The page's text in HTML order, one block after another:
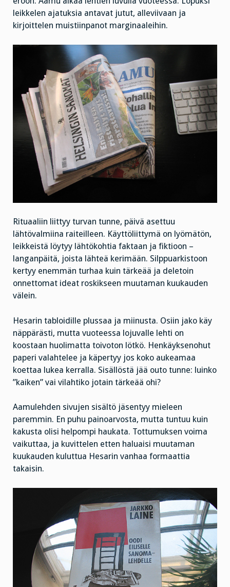
leikkelen ajatuksia antavat jutut, alleviivaan ja
kirjoittelen muistiinpanot marginaaleihin.
Rituaaliin liittyy turvan tunne, päivä asettuu
lähtövalmiina raiteilleen. Käyttöliittymä on lyömätön,
leikkeistä löytyy lähtökohtia faktaan ja fiktioon –
langanpäitä, joista lähteä kerimään. Silppuarkistoon
kertyy enemmän turhaa kuin tärkeää ja deletoin
onnettomat ideat roskikseen muutaman kuukauden
välein.
Hesarin tabloidille plussaa ja miinusta. Osiin jako käy
näppärästi, mutta vuoteessa lojuvalle lehti on
koostaan huolimatta toivoton lötkö. Henkäyksenohut
paperi valahtelee ja käpertyy jos koko aukeamaa
koettaa lukea kerralla. Sisällöstä jää outo tunne: luinko
”kaiken” vai vilahtiko jotain tärkeää ohi?
Aamulehden sivujen sisältö jäsentyy mieleen
paremmin. En puhu painoarvosta, mutta tuntuu kuin
kakusta olisi helpompi haukata. Tottumuksen voima
vaikuttaa, ja kuvittelen etten haluaisi muutaman
kuukauden kuluttua Hesarin vanhaa formaattia
takaisin.